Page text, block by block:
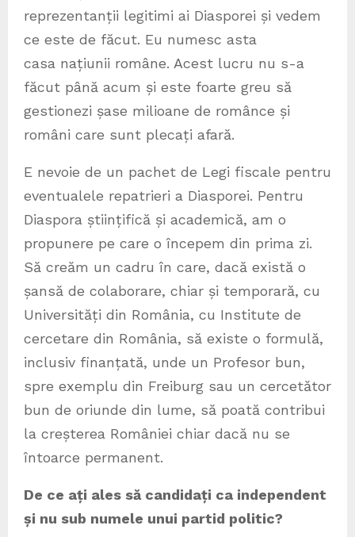
reprezentanții legitimi ai Diasporei și vedem
ce este de făcut. Eu numesc asta
casa națiunii române. Acest lucru nu s-a
făcut până acum și este foarte greu să
gestionezi șase milioane de românce și
români care sunt plecați afară.
E nevoie de un pachet de Legi fiscale pentru
eventualele repatrieri a Diasporei. Pentru
Diaspora științifică și academică, am o
propunere pe care o începem din prima zi.
Să creăm un cadru în care, dacă există o
șansă de colaborare, chiar și temporară, cu
Universități din România, cu Institute de
cercetare din România, să existe o formulă,
inclusiv finanțată, unde un Profesor bun,
spre exemplu din Freiburg sau un cercetător
bun de oriunde din lume, să poată contribui
la creșterea României chiar dacă nu se
întoarce permanent.
De ce ați ales să candidați ca independent
și nu sub numele unui partid politic?